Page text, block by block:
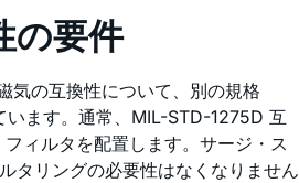
の要件
気の互換性について、別の規格
ます。通常、MIL-STD-1275D 互
ィルタを配置します。サージ・ス
タリングの必要性はなくなりません